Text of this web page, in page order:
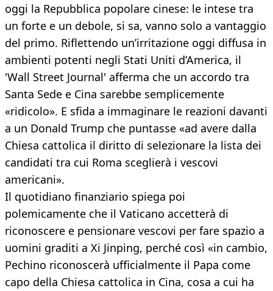
oggi la Repubblica popolare cinese: le intese tra
un forte e un debole, si sa, vanno solo a vantaggio
del primo. Riflettendo un’irritazione oggi diffusa in
ambienti potenti negli Stati Uniti d’America, il
'Wall Street Journal' afferma che un accordo tra
Santa Sede e Cina sarebbe semplicemente
«ridicolo». E sfida a immaginare le reazioni davanti
a un Donald Trump che puntasse «ad avere dalla
Chiesa cattolica il diritto di selezionare la lista dei
candidati tra cui Roma sceglierà i vescovi
americani».
Il quotidiano finanziario spiega poi
polemicamente che il Vaticano accetterà di
riconoscere e pensionare vescovi per fare spazio a
uomini graditi a Xi Jinping, perché così «in cambio,
Pechino riconoscerà ufficialmente il Papa come
capo della Chiesa cattolica in Cina, cosa a cui ha